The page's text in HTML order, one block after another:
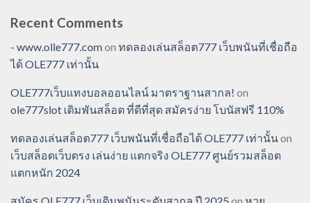
Recent Comments
- www.olle777.comon ทดลองเล่นสล็อต777 เว็บพนันที่เชื่อถือ
ได้ OLE777 เท่านั้น
OLE777เว็บแทงบอลออนไลน์ มาตราฐานสากล! on
ole777slot เดิมพันสล็อต ที่ดีที่สุด สมัครง่าย โบนัสฟรี 110%
ทดลองเล่นสล็อต777 เว็บพนันที่เชื่อถือได้ OLE777 เท่านั้นon
เว็บสล็อตเว็บตรง เล่นง่าย แตกจริง OLE777 ศูนย์รวมสล็อต
แตกหนัก 2024